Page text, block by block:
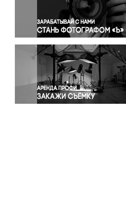
Правосудие
Происшествия и конфликты
Религия
Светская жизнь
Спорт
Экология
Экономика и бизнес